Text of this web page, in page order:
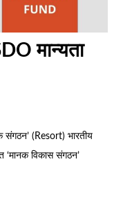
मान्यता
संगठन’ (Resort) भारतीय
‘मानक विकास संगठन’